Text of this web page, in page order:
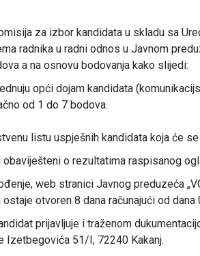
za izbor kandidata u skladu sa
radnika u radni odnos u Javnom
a na osnovu bodovanja kako slijedi:
opći dojam kandidata
od 1 do 7 bodova.
listu uspješnih kandidata koja će
o rezultatima raspisanog
web stranici Javnog preduzeća
otvoren 8 dana računajući od dana
prijavljuje i traženom
Izetbegovića 51/I, 72240 Kakanj.